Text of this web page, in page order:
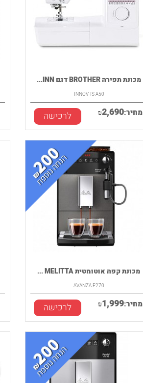
מכונת תפירה BROTHER דגם INN...
INNOV-IS A50
מחיר: ₪2,690 לרכישה
מכונת קפה אוטומטית MELITTA ...
AVANZA F270
מחיר: ₪1,999 לרכישה